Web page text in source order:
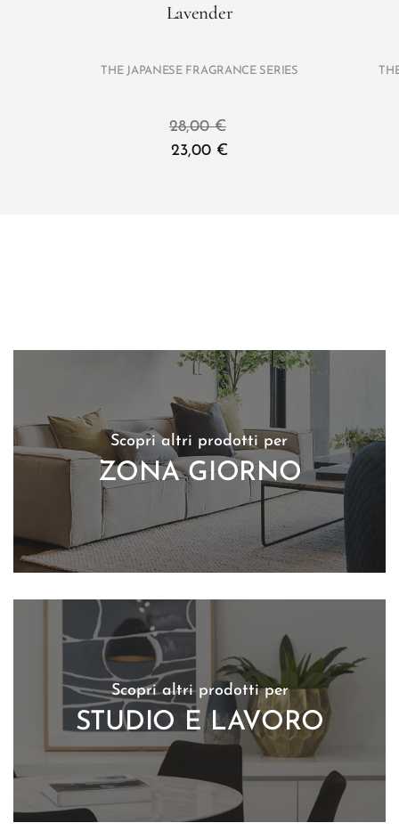
Lavender
THE JAPANESE FRAGRANCE SERIES
28,00€
23,00 €
Scopri altri prodotti per
ZONA GIORNO
Scopri altri prodotti per
STUDIO E LAVORO